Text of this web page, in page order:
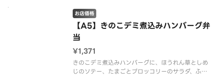
※配達は配達代行業者が行っております。※商品の
栄養成分・アレルゲン情報は、デニーズのホームペ
ージをご確認ください。
【A5】きのこデミ煮込みハンバーグ弁
当
お店価格
¥1,371
きのこデミ煮込みハンバーグに、ほうれん草としめ
じのソテー、たまごとブロッコリーのサラダ、ふり